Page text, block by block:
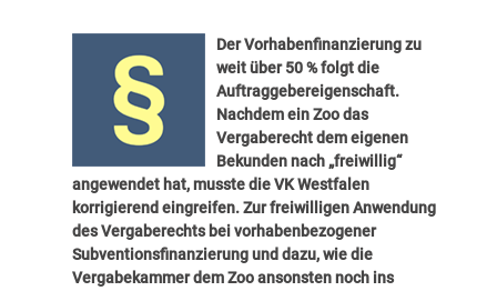
Der Vorhabenfinanzierung zu
weit über 50 % folgt die
Auftraggebereigenschaft.
Nachdem ein Zoo das
Vergaberecht dem eigenen
Bekunden nach „freiwillig“
angewendet hat, musste die VK Westfalen
korrigierend eingreifen. Zur freiwilligen Anwendung
des Vergaberechts bei vorhabenbezogener
Subventionsfinanzierung und dazu, wie die
Vergabekammer dem Zoo ansonsten noch ins